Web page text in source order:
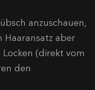
anzuschauen,
Haaransatz aber
(direkt vom
den